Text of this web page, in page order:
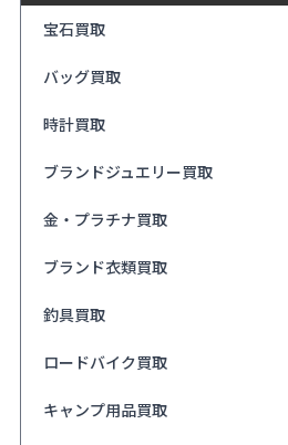
宝石買取
バッグ買取
時計買取
ブランドジュエリー買取
金・プラチナ買取
ブランド衣類買取
釣具買取
ロードバイク買取
キャンプ用品買取